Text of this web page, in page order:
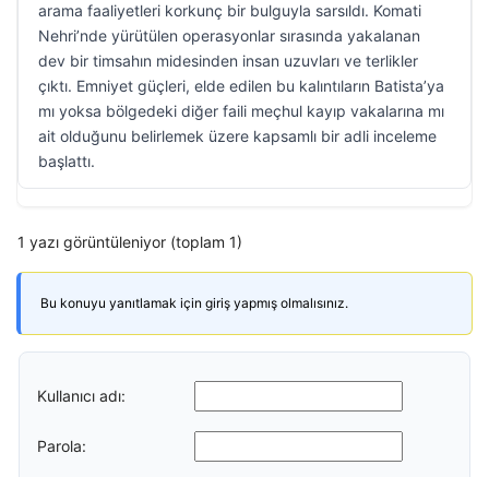
arama faaliyetleri korkunç bir bulguyla sarsıldı. Komati
Nehri’nde yürütülen operasyonlar sırasında yakalanan
dev bir timsahın midesinden insan uzuvları ve terlikler
çıktı. Emniyet güçleri, elde edilen bu kalıntıların Batista’ya
mı yoksa bölgedeki diğer faili meçhul kayıp vakalarına mı
ait olduğunu belirlemek üzere kapsamlı bir adli inceleme
başlattı.
1 yazı görüntüleniyor (toplam 1)
Bu konuyu yanıtlamak için giriş yapmış olmalısınız.
Kullanıcı adı:
Parola: